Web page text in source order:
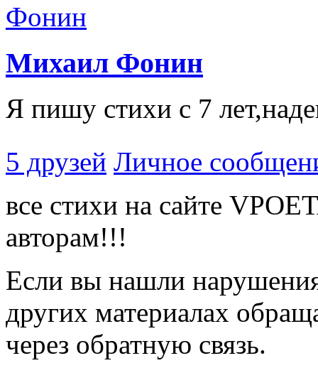
Михаил Фонин
Я пишу стихи с 7
5 друзей Личное
все стихи на сайте
авторам!!!
Если вы нашли
других материалах
через обратную связь.